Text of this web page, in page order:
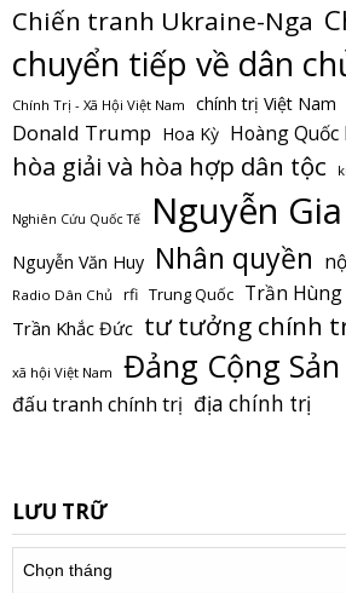
Chiến tranh Ukraine-Nga
chuyển tiếp về dân
Chính Trị - Xã Hội Việt Nam chính trị Việt Nam
Donald Trump Hoa Kỳ Hoàng
hòa giải và hòa hợp dân tộc
Nghiên Cứu Quốc Tế Nguyễn
Nguyễn Văn Huy Nhân quyền
Radio Dân Chủ rfi Trung Quốc Trần Hùng
Trần Khắc Đức tư tưởng chính
xã hội Việt Nam Đảng Cộng
đấu tranh chính trị địa chính trị
LƯU TRỮ
Lưu